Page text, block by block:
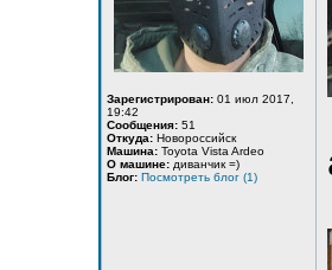
Зарегистрирован: 01 июл 2017,
19:42
Сообщения: 51
Откуда: Новороссийск
Машина: Toyota Vista Ardeo
О машине: диванчик =)
Блог: Посмотреть блог (1)